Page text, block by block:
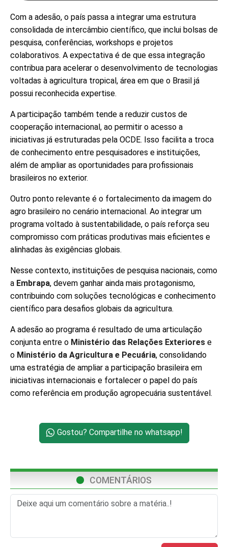
Com a adesão, o país passa a integrar uma estrutura
consolidada de intercâmbio científico, que inclui bolsas de
pesquisa, conferências, workshops e projetos
colaborativos. A expectativa é de que essa integração
contribua para acelerar o desenvolvimento de tecnologias
voltadas à agricultura tropical, área em que o Brasil já
possui reconhecida expertise.
A participação também tende a reduzir custos de
cooperação internacional, ao permitir o acesso a
iniciativas já estruturadas pela OCDE. Isso facilita a troca
de conhecimento entre pesquisadores e instituições,
além de ampliar as oportunidades para profissionais
brasileiros no exterior.
Outro ponto relevante é o fortalecimento da imagem do
agro brasileiro no cenário internacional. Ao integrar um
programa voltado à sustentabilidade, o país reforça seu
compromisso com práticas produtivas mais eficientes e
alinhadas às exigências globais.
Nesse contexto, instituições de pesquisa nacionais, como
a Embrapa, devem ganhar ainda mais protagonismo,
contribuindo com soluções tecnológicas e conhecimento
científico para desafios globais da agricultura.
A adesão ao programa é resultado de uma articulação
conjunta entre o Ministério das Relações Exteriores e
o Ministério da Agricultura e Pecuária, consolidando
uma estratégia de ampliar a participação brasileira em
iniciativas internacionais e fortalecer o papel do país
como referência em produção agropecuária sustentável.
Gostou? Compartilhe no whatsapp!
COMENTÁRIOS